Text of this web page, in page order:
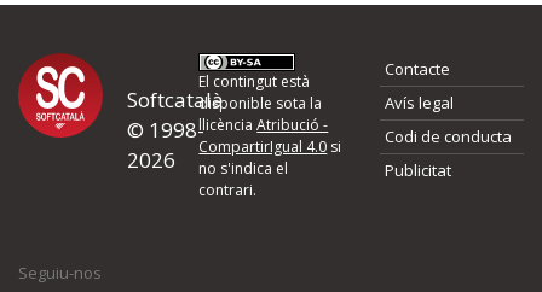
Proposeu-nos millores o
d'errors
Si heu trobat un error o voleu proposar alguna millora, ompliu els
quina és la millora que proposeu o l'error del qual voleu informar-
Softcatalà
© 1998-
2026
El contingut està
disponible sota la
llicènciaAtribució -
CompartirIgual 4.0 si
no s'indica el
contrari.
Contacte
Avís legal
Codi de conducta
Publicitat
Seguiu-nos